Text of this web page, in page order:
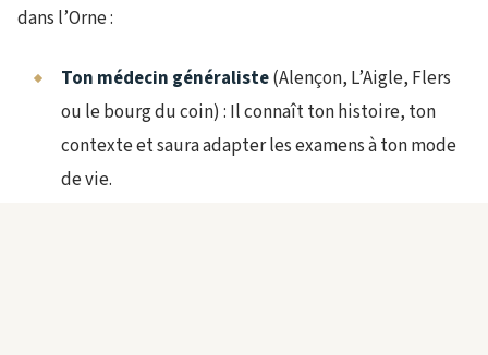
dans l’Orne :
Ton médecin généraliste(Alençon, L’Aigle, Flers
ou le bourg du coin) : Il connaît ton histoire, ton
contexte et saura adapter les examens à ton mode
de vie.